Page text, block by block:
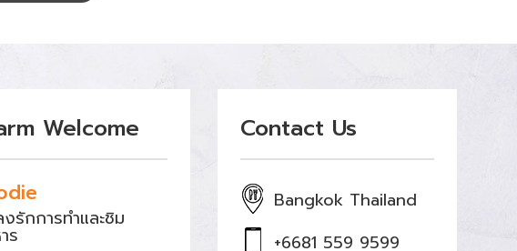
Welcome
รักการทำและชิม
ร
Contact Us
Bangkok Thailand
+6681 559 9599